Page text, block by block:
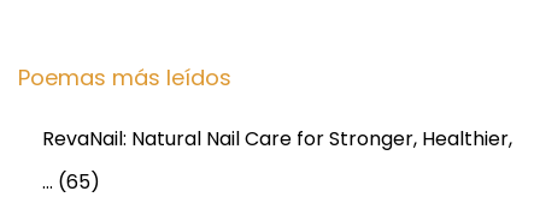
Poemas más leídos
RevaNail: Natural Nail Care for Stronger, Healthier,
… (65)